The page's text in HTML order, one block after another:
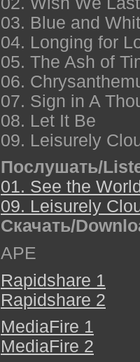
03. Blue and
04. Longing for
05. The Ash of
06.
07. Sign in A
08. Let It Be
09. Leisurely
Послушать/
01. See the
09. Leisurely
Скачать/
APE
Rapidshare 1
Rapidshare 2
MediaFire 1
MediaFire 2